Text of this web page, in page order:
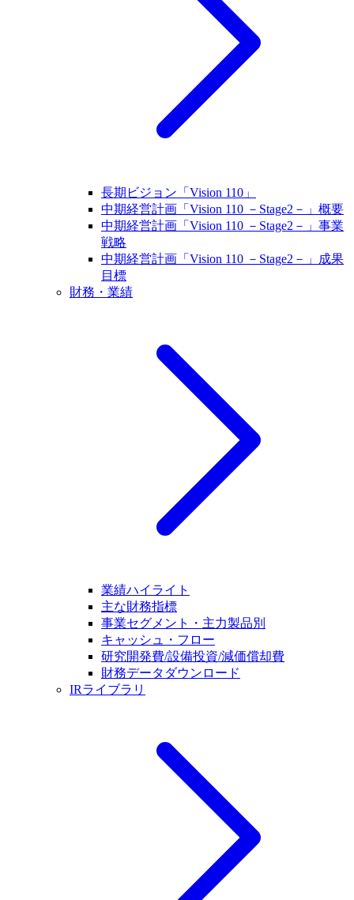
長期ビジョン「Vision 110」
中期経営計画「Vision 110 －Stage2－」概要
中期経営計画「Vision 110 －Stage2－」事業
戦略
中期経営計画「Vision 110 －Stage2－」成果
目標
財務・業績
業績ハイライト
主な財務指標
事業セグメント・主力製品別
キャッシュ・フロー
研究開発費/設備投資/減価償却費
財務データダウンロード
IRライブラリ